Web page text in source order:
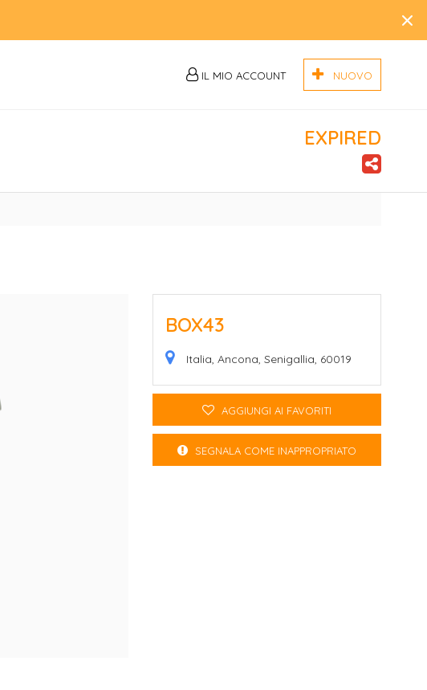
×
IL MIO ACCOUNT NUOVO
EXPIRED
BOX43
Italia, Ancona, Senigallia, 60019
AGGIUNGI AI FAVORITI
SEGNALA COME INAPPROPRIATO